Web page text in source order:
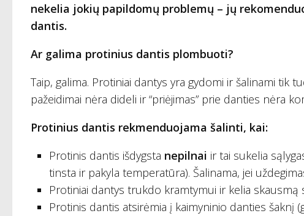
nekelia jokių papildomų problemų – jų
dantis.
Ar galima protinius dantis plombuoti?
Taip, galima. Protiniai dantys yra gydomi ir šalinami tik
pažeidimai nėra dideli ir “priėjimas” prie danties
Protinius dantis rekmenduojama šalinti, kai:
Protinis dantis išdygsta nepilnai ir tai sukelia
tinsta ir pakyla temperatūra). Šalinama, jei
Protiniai dantys trukdo kramtymui ir kelia
Protinis dantis atsirėmia į kaimyninio danties šaknį